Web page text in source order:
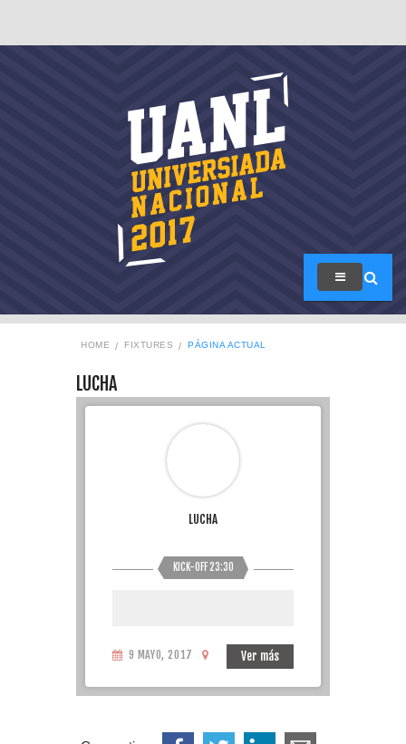
HOME FIXTURES PÁGINA ACTUAL
LUCHA
LUCHA
KICK-OFF 23:30
9 MAYO, 2017 Ver más